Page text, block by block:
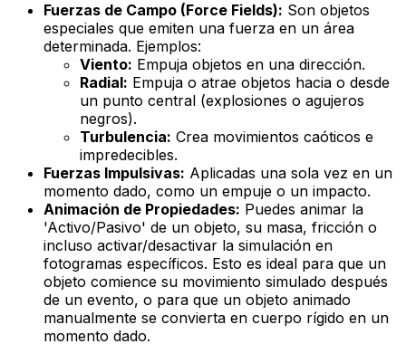
Fuerzas de Campo (Force Fields): Son objetos
especiales que emiten una fuerza en un área
determinada. Ejemplos:
Viento: Empuja objetos en una dirección.
Radial: Empuja o atrae objetos hacia o desde
un punto central (explosiones o agujeros
negros).
Turbulencia: Crea movimientos caóticos e
impredecibles.
Fuerzas Impulsivas: Aplicadas una sola vez en un
momento dado, como un empuje o un impacto.
Animación de Propiedades: Puedes animar la
'Activo/Pasivo' de un objeto, su masa, fricción o
incluso activar/desactivar la simulación en
fotogramas específicos. Esto es ideal para que un
objeto comience su movimiento simulado después
de un evento, o para que un objeto animado
manualmente se convierta en cuerpo rígido en un
momento dado.